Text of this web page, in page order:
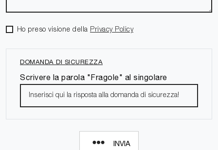
Ho preso visione della Privacy Policy
DOMANDA DI SICUREZZA
Scrivere la parola "Fragole" al singolare
INVIA